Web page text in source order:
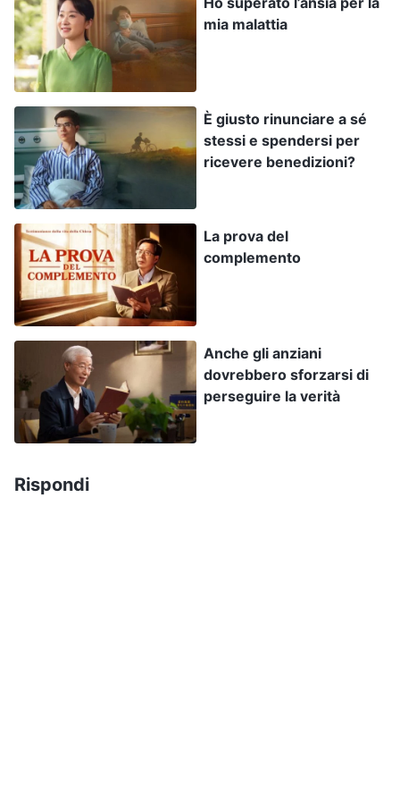
trattava di una tentazione di Satana. Satana
pensava che Giobbe temesse Dio solo perché
Dio lo aveva benedetto. Dio permise a Satana di
tentare Giobbe, e così Satana iniziò ad attaccare
Giobbe, usando i ladri perché gli rubassero i
cammelli e il bestiame e facendo del male ai suoi
figli; in seguito, Satana afflisse Giobbe con
piaghe su tutto il corpo. L’obiettivo di Satana era
far sì che Giobbe si lamentasse di Dio e Lo
rinnegasse. Ma Giobbe aveva in Dio una fede
autentica, credeva che Jahvè aveva dato e
Jahvè aveva tolto e lodava il nome di Dio. Egli
rese a Dio una testimonianza clamorosa. Mentre
seguiamo Dio, Satana ci accusa e ci attacca, e
questo è ciò che ci tenta. Proprio come le cose
che accadono nella tua famiglia: l’obiettivo di
salvezza. Dobbiamo avere fede in Dio e non
mia malattia
È giusto rinunciare a sé
stessi e spendersi per
ricevere benedizioni?
La prova del
complemento
Anche gli anziani
dovrebbero sforzarsi di
perseguire la verità
Rispondi